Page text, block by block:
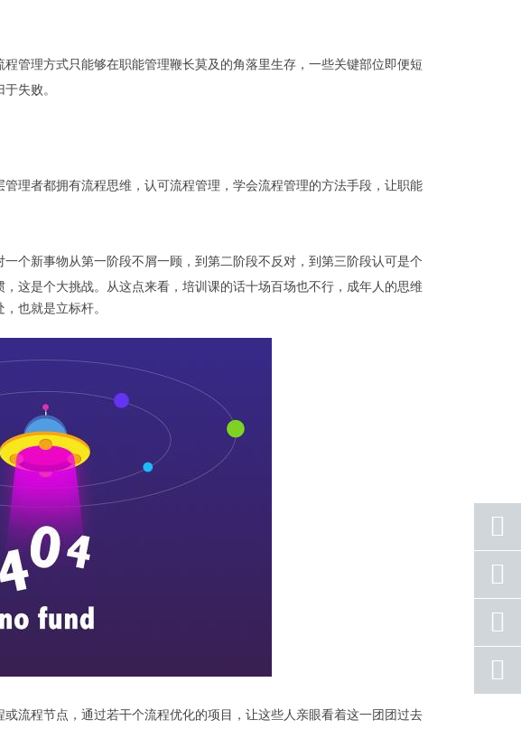
管理方式只能够在职能管理鞭长莫及的角落里生存，一些关键部位即便短
失败。
理者都拥有流程思维，认可流程管理，学会流程管理的方法手段，让职能
个新事物从第一阶段不屑一顾，到第二阶段不反对，到第三阶段认可是个
这是个大挑战。 从这点来看，培训课的话十场百场也不行，成年人的思维
也就是立标杆。
流程节点，通过若干个流程优化的项目，让这些人亲眼看着这一团团过去
座机
号码
手机
号码
qq
联系